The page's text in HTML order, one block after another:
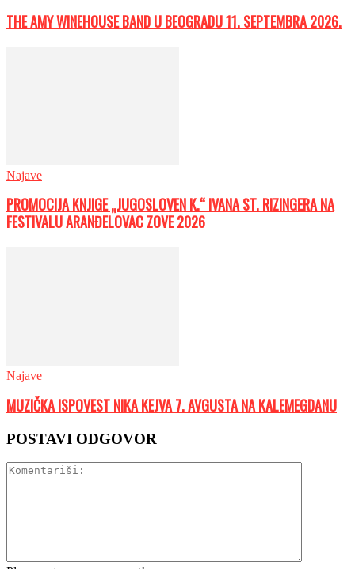
THE AMY WINEHOUSE BAND U BEOGRADU 11. SEPTEMBRA 2026.
Najave
PROMOCIJA KNJIGE „JUGOSLOVEN K.“ IVANA ST. RIZINGERA NA
FESTIVALU ARANĐELOVAC ZOVE 2026
Najave
MUZIČKA ISPOVEST NIKA KEJVA 7. AVGUSTA NA KALEMEGDANU
POSTAVI ODGOVOR